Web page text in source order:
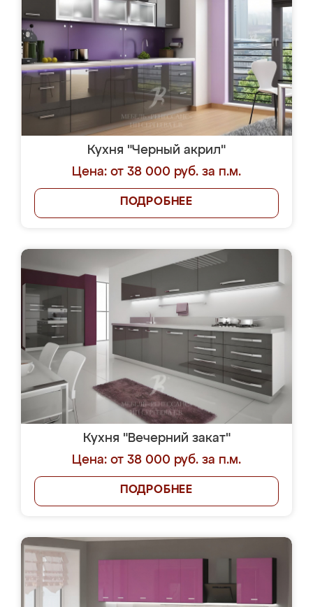
Кухня "Черный акрил"
Цена: от 38 000 руб. за п.м.
ПОДРОБНЕЕ
Кухня "Вечерний закат"
Цена: от 38 000 руб. за п.м.
ПОДРОБНЕЕ